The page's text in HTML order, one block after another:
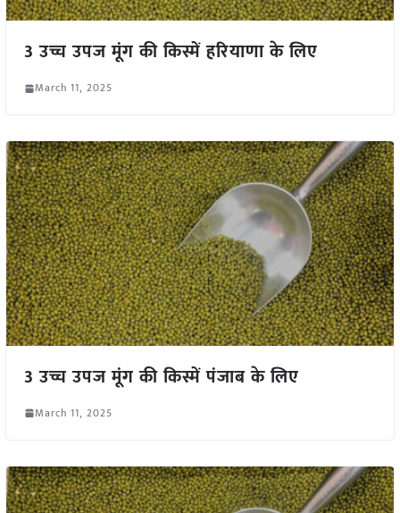
3 उच्च उपज मूंग की किस्में हरियाणा के लिए
March 11, 2025
3 उच्च उपज मूंग की किस्में पंजाब के लिए
March 11, 2025